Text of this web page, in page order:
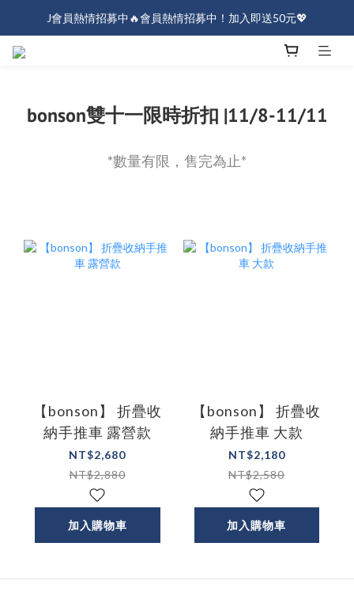
J會員熱情招募中🔥會員熱情招募中！加入即送50元💖
J會員熱情招募中🔥會員熱情招募中！加入即送50元💖
bonson雙十一限時折扣 |11/8-11/11
*數量有限，售完為止*
【bonson】 折疊收
納手推車 露營款
NT$2,680
NT$2,880
加入購物車
【bonson】 折疊收
納手推車 大款
NT$2,180
NT$2,580
加入購物車